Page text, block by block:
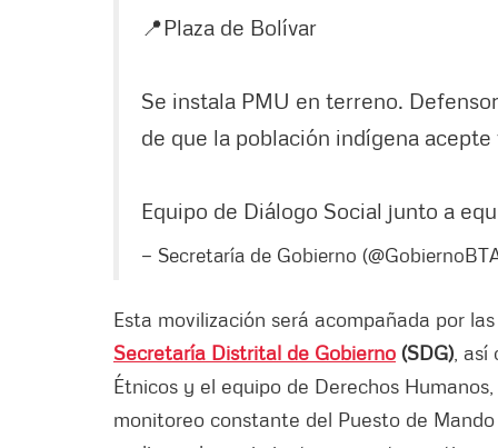
📍Plaza de Bolívar
Se instala PMU en terreno.
de que la población indígena
Equipo de Diálogo Social junto a
— Secretaría de Gobierno
Esta movilización será acompañada por
Secretaría Distrital de Gobierno (SDG) ,
Étnicos y el equipo de Derechos
monitoreo constante del Puesto de